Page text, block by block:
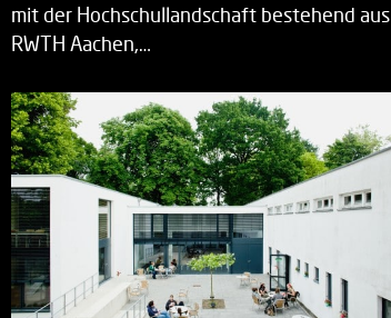
mit der Hochschullandschaft bestehend aus
RWTH Aachen,…